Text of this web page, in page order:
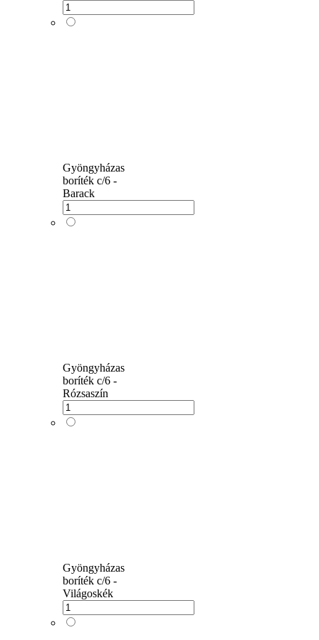
Gyöngyházas
boríték c/6 -
Barack
Gyöngyházas
boríték c/6 -
Rózsaszín
Gyöngyházas
boríték c/6 -
Világoskék